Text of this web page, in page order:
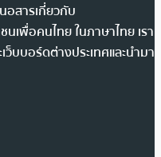
อสารเกี่ยวกับ
นเพื่อคนไทย ในภาษาไทย เรา
บบอร์ดต่างประเทศและนำมา